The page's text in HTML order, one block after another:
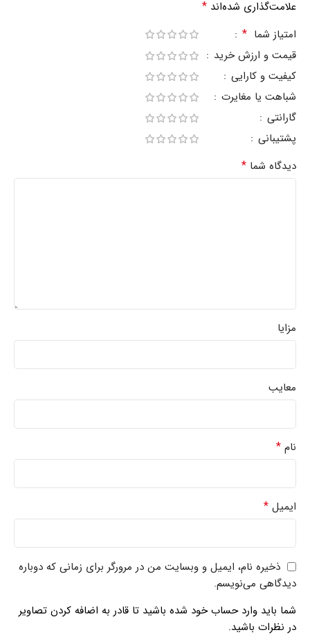
علامت‌گذاری شده‌اند *
امتیاز شما *
قیمت و ارزش خرید
کیفیت و کارایی
شباهت یا مغایرت
گارانتی
پشتیبانی
دیدگاه شما *
مزایا
معایب
نام *
ایمیل *
ذخیره نام، ایمیل و وبسایت من در مرورگر برای زمانی که دوباره
دیدگاهی می‌نویسم.
شما باید وارد حساب خود شده باشید تا قادر به اضافه کردن تصاویر
در نظرات باشید.